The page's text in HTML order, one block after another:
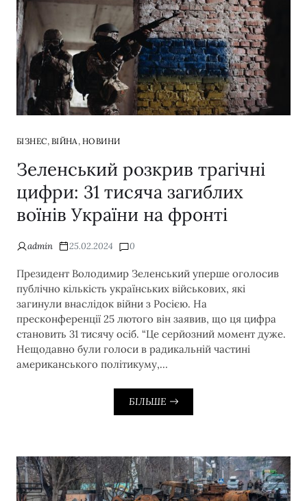
БІЗНЕС, ВІЙНА, НОВИНИ
Зеленський розкрив трагічні
цифри: 31 тисяча загиблих
воїнів України на фронті
admin 25.02.2024 0
Президент Володимир Зеленський уперше оголосив
публічно кількість українських військових, які
загинули внаслідок війни з Росією. На
пресконференції 25 лютого він заявив, що ця цифра
становить 31 тисячу осіб. “Це серйозний момент дуже.
Нещодавно були голоси в радикальній частині
американського політикуму,…
БІЛЬШЕ